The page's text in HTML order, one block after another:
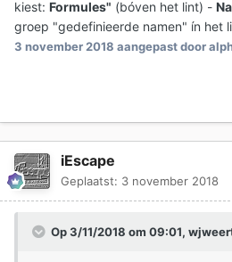
kiest: Formules" (bóven het lint) -
groep "gedefinieerde namen" ín het
3 november 2018 aangepast door
iEscape
Geplaatst: 3 november 2018
Op 3/11/2018 om 09:01,